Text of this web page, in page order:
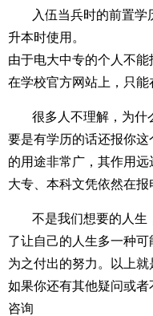
入伍当兵时的前置
升本时使用。
由于电大中专的个人不
在学校官方网站上，只能
很多人不理解，为什
要是有学历的话还报你
的用途非常广，其作用
大专、本科文凭依然在报
不是我们想要的人生
了让自己的人生多一种
为之付出的努力。以上就
如果你还有其他疑问或
咨询